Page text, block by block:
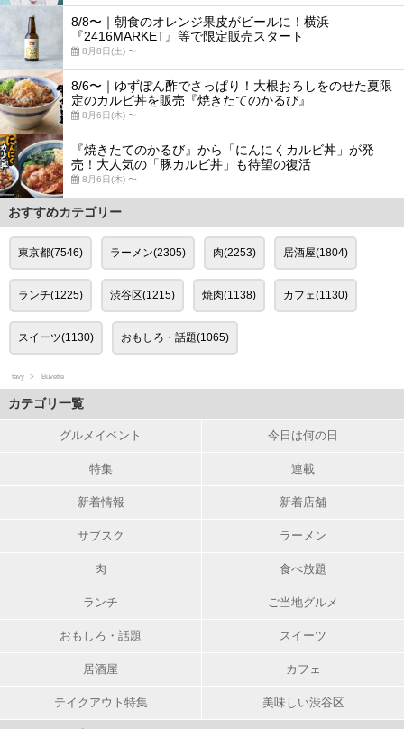
8/8〜｜朝食のオレンジ果皮がビールに！横浜
『2416MARKET』等で限定販売スタート
8月8日(土) 〜
8/6〜｜ゆずぽん酢でさっぱり！大根おろしをのせた夏限
定のカルビ丼を販売『焼きたてのかるび』
8月6日(木) 〜
『焼きたてのかるび』から「にんにくカルビ丼」が発
売！大人気の「豚カルビ丼」も待望の復活
8月6日(木) 〜
おすすめカテゴリー
東京都(7546) ラーメン(2305) 肉(2253) 居酒屋(1804)
ランチ(1225) 渋谷区(1215) 焼肉(1138) カフェ(1130)
スイーツ(1130) おもしろ・話題(1065)
favy Buvette
カテゴリ一覧
グルメイベント 今日は何の日
特集 連載
新着情報 新着店舗
サブスク ラーメン
肉 食べ放題
ランチ ご当地グルメ
おもしろ・話題 スイーツ
居酒屋 カフェ
テイクアウト特集 美味しい渋谷区